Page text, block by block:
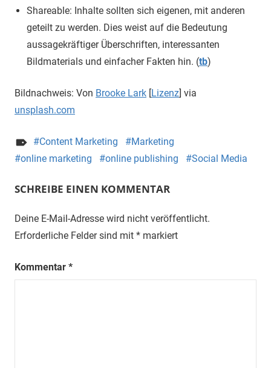
Shareable: Inhalte sollten sich eigenen, mit anderen
geteilt zu werden. Dies weist auf die Bedeutung
aussagekräftiger Überschriften, interessanten
Bildmaterials und einfacher Fakten hin. (tb)
Bildnachweis: Von Brooke Lark [Lizenz] via
unsplash.com
Content Marketing
Marketing
online marketing
online publishing Social Media
SCHREIBE EINEN KOMMENTAR
Deine E-Mail-Adresse wird nicht veröffentlicht.
Erforderliche Felder sind mit * markiert
Kommentar *